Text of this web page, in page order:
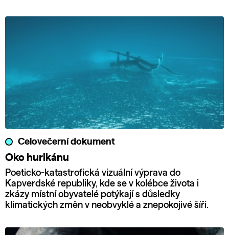
Celovečerní dokument
Oko hurikánu
Poeticko-katastrofická vizuální výprava do
Kapverdské republiky, kde se v kolébce života i
zkázy místní obyvatelé potýkají s důsledky
klimatických změn v neobvyklé a znepokojivé šíři.